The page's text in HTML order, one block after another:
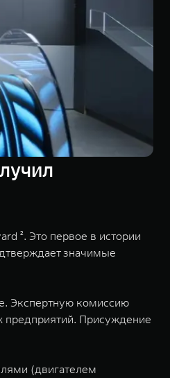
². Это первое в истории
значимые
Экспертную комиссию
предприятий. Присуждение
(двигателем